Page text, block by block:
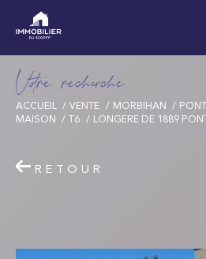
Vore recece
ACCUEIL VENTE MORBIHAN
MAISON
T6 LONGERE DE 1889
RETOUR
Effectuer
Type d'offre